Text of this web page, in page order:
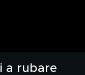
a rubare